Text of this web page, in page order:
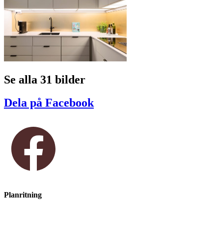
Se alla 31 bilder
Dela på Facebook
Planritning